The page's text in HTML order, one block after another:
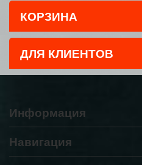
КОРЗИНА
ДЛЯ КЛИЕНТОВ
Информация
Навигация